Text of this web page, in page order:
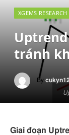
XGEMS RESEARCH
tránh
By
Giai đoạn